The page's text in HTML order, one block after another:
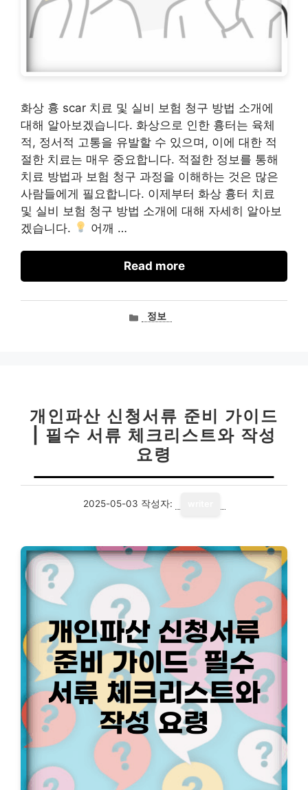
화상 흉 scar 치료 및 실비 보험 청구 방법 소개에
대해 알아보겠습니다. 화상으로 인한 흉터는 육체
적, 정서적 고통을 유발할 수 있으며, 이에 대한 적
절한 치료는 매우 중요합니다. 적절한 정보를 통해
치료 방법과 보험 청구 과정을 이해하는 것은 많은
사람들에게 필요합니다. 이제부터 화상 흉터 치료
및 실비 보험 청구 방법 소개에 대해 자세히 알아보
겠습니다.
어깨 …
Read more
카정보
개인파산 신청서류 준비 가이드
| 필수 서류 체크리스트와 작성
요령
2025-05-03 작성자: